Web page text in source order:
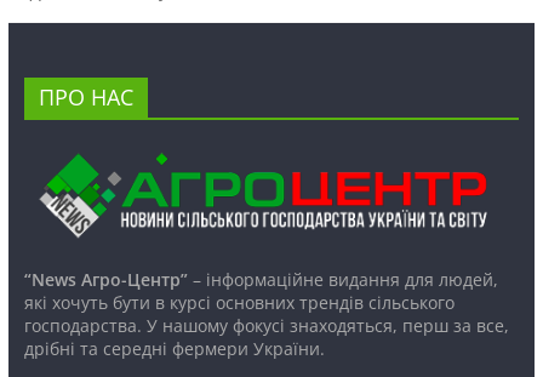
ПРО НАС
“News Агро-Центр”– інформаційне видання для людей,
які хочуть бути в курсі основних трендів сільського
господарства. У нашому фокусі знаходяться, перш за все,
дрібні та середні фермери України.